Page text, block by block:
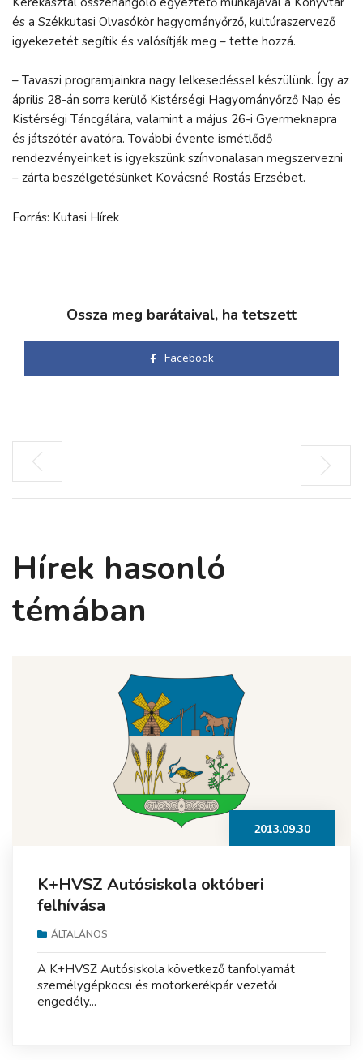
és a Székkutasi Olvasókör hagyományőrző, kultúraszervező
igyekezetét segítik és valósítják meg – tette hozzá.
– Tavaszi programjainkra nagy lelkesedéssel készülünk. Így az
április 28-án sorra kerülő Kistérségi Hagyományőrző Nap és
Kistérségi Táncgálára, valamint a május 26-i Gyermeknapra
és játszótér avatóra. További évente ismétlődő
rendezvényeinket is igyekszünk színvonalasan megszervezni
– zárta beszélgetésünket Kovácsné Rostás Erzsébet.
Forrás: Kutasi Hírek
Ossza meg barátaival, ha tetszett
Facebook
Hírek hasonló
témában
2013.09.30
K+HVSZ Autósiskola októberi
felhívása
ÁLTALÁNOS
A K+HVSZ Autósiskola következő tanfolyamát
személygépkocsi és motorkerékpár vezetői
engedély...